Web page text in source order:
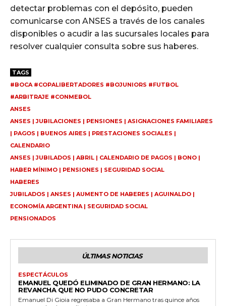
detectar problemas con el depósito, pueden
comunicarse con ANSES a través de los canales
disponibles o acudir a las sucursales locales para
resolver cualquier consulta sobre sus haberes.
TAGS
#BOCA #COPALIBERTADORES #BOJUNIORS #FUTBOL
#ARBITRAJE #CONMEBOL
ANSES
ANSES | JUBILACIONES | PENSIONES | ASIGNACIONES FAMILIARES
| PAGOS | BUENOS AIRES | PRESTACIONES SOCIALES |
CALENDARIO
ANSES | JUBILADOS | ABRIL | CALENDARIO DE PAGOS | BONO |
HABER MÍNIMO | PENSIONES | SEGURIDAD SOCIAL
HABERES
JUBILADOS | ANSES | AUMENTO DE HABERES | AGUINALDO |
ECONOMÍA ARGENTINA | SEGURIDAD SOCIAL
PENSIONADOS
ÚLTIMAS NOTICIAS
ESPECTÁCULOS
EMANUEL QUEDÓ ELIMINADO DE GRAN HERMANO: LA
REVANCHA QUE NO PUDO CONCRETAR
Emanuel Di Gioia regresaba a Gran Hermano tras quince años